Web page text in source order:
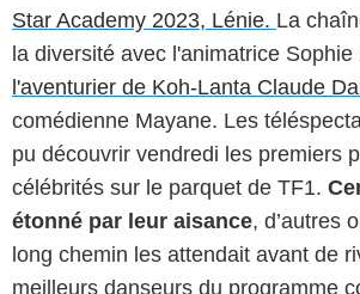
Star Academy 2023, Lénie. La
la diversité avec l'animatrice Sophie
l'aventurier de Koh-Lanta Claude
comédienne Mayane. Les
pu découvrir vendredi les premiers
célébrités sur le parquet de TF1.
étonné par leur aisance, d’autres
long chemin les attendait avant de
meilleurs danseurs du programme